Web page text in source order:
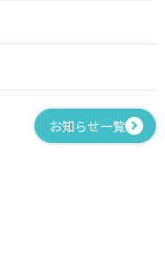
お知らせ一覧